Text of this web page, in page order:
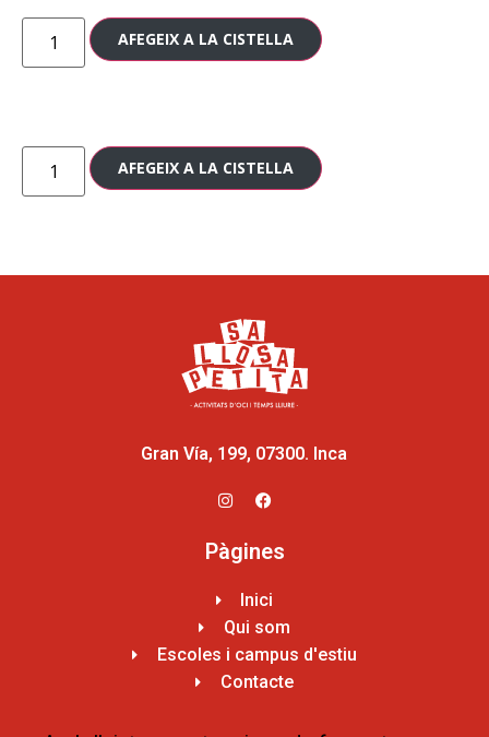
AFEGEIX A LA CISTELLA
AFEGEIX A LA CISTELLA
Gran Vía, 199, 07300. Inca
Pàgines
Inici
Qui som
Escoles i campus d'estiu
Contacte